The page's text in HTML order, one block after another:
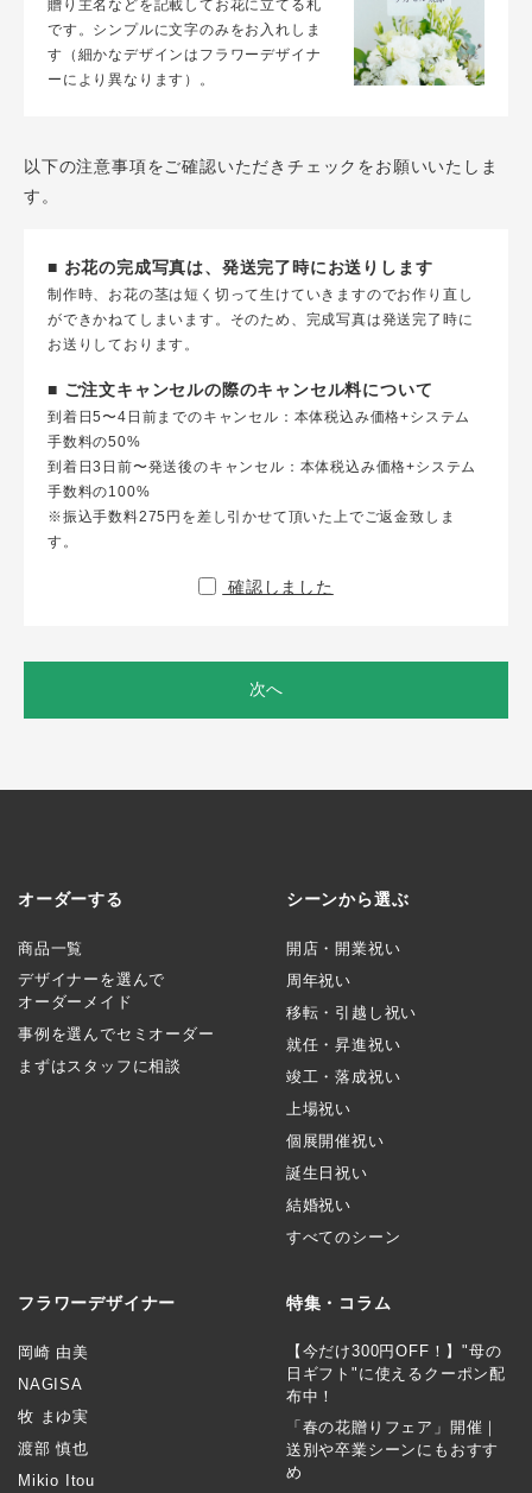
贈り主名などを記載してお花に立てる札
です。シンプルに文字のみをお入れしま
す（細かなデザインはフラワーデザイナ
ーにより異なります）。
以下の注意事項をご確認いただきチェックをお願いいたしま
す。
■ お花の完成写真は、発送完了時にお送りします
制作時、お花の茎は短く切って生けていきますのでお作り直し
ができかねてしまいます。そのため、完成写真は発送完了時に
お送りしております。
■ ご注文キャンセルの際のキャンセル料について
到着日5〜4日前までのキャンセル：本体税込み価格+システム
手数料の50%
到着日3日前〜発送後のキャンセル：本体税込み価格+システム
手数料の100%
※振込手数料275円を差し引かせて頂いた上でご返金致しま
す。
確認しました
次へ
オーダーする
商品一覧
デザイナーを選んで
オーダーメイド
事例を選んでセミオーダー
まずはスタッフに相談
シーンから選ぶ
開店・開業祝い
周年祝い
移転・引越し祝い
就任・昇進祝い
竣工・落成祝い
上場祝い
個展開催祝い
誕生日祝い
結婚祝い
すべてのシーン
フラワーデザイナー
岡崎 由美
NAGISA
牧 まゆ実
渡部 慎也
Mikio Itou
特集・コラム
【今だけ300円OFF！】"母の
日ギフト"に使えるクーポン配
布中！
「春の花贈りフェア」開催｜
送別や卒業シーンにもおすす
め